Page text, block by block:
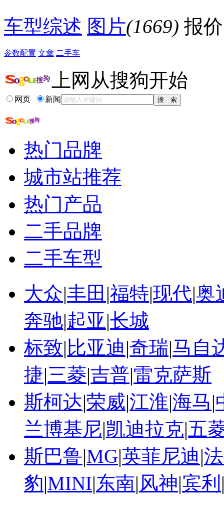
车型综述 图片(1669) 报价
参数配置 文章 二手车
上网从搜狗开始
网页 新闻
热门品牌
城市站推荐
热门产品
二手品牌
二手车型
大众|丰田 |福特|现代|奥
奔驰|起亚|长城
标致| 比亚迪|奇瑞|马自
捷|三菱|吉普|雷克萨斯
斯柯达|荣威|江淮|海马|
兰博基尼|凯迪拉克|五
斯巴鲁|MG|英菲尼迪|
豹|MINI|东南|风神|宾利